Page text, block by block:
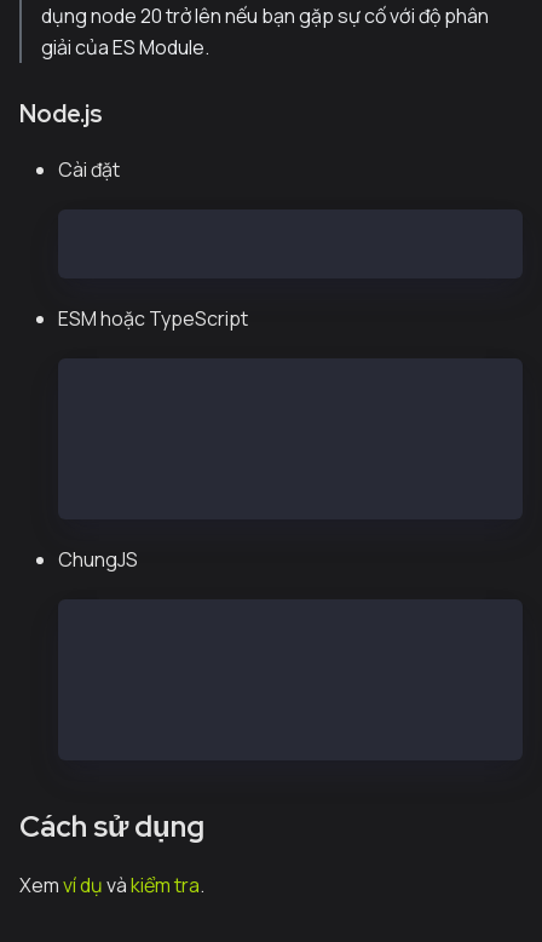
dụng node 20 trở lên nếu bạn gặp sự cố với độ phân
giải của ES Module.
Node.js
Cài đặt
ESM hoặc TypeScript
ChungJS
Cách sử dụng
Xemví dụvàkiểm tra.